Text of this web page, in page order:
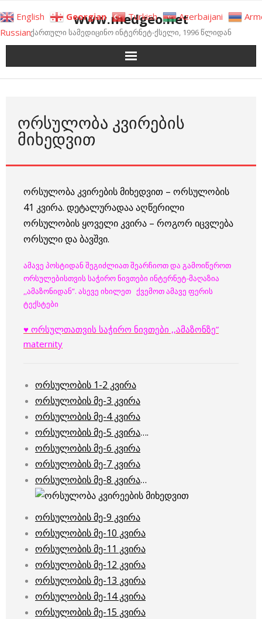
to
content
www.medgeo.net
ქართული სამედიცინო ინტერნეტ-ქსელი, 1996 წლიდან
ᲝᲠᲡᲣᲚᲝᲑᲐ ᲙᲕᲘᲠᲔᲑᲘᲡ
ᲛᲘᲮᲔᲓᲕᲘᲗ
ორსულობა კვირების მიხედვით – ორსულობის
41 კვირა. დეტალურადაა აღწერილი
ორსულობის ყოველი კვირა – როგორ იცვლება
ორსული და ბავშვი.
ამავე პოსტიდან შეგიძლიათ შეარჩიოთ და გამოიწეროთ
ორსულებისთვის საჭირო ნივთები ინტერნეტ-მაღაზია
,,ამაზონიდან”. ასევე იხილეთ ქვემოთ ამავე ფერის
ტექსტები
♥ ორსულთათვის საჭირო ნივთები ,,ამაზონზე”
maternity
ორსულობის 1-2 კვირა
ორსულობის მე-3 კვირა
ორსულობის მე-4 კვირა
ორსულობის მე-5 კვირა….
ორსულობის მე-6 კვირა
ორსულობის მე-7 კვირა
ორსულობის მე-8 კვირა…
ორსულობის მე-9 კვირა
ორსულობის მე-10 კვირა
ორსულობის მე-11 კვირა
ორსულობის მე-12 კვირა
ორსულობის მე-13 კვირა
ორსულობის მე-14 კვირა
ორსულობის მე-15 კვირა
English Georgian Turkish Azerbaijani
Russian